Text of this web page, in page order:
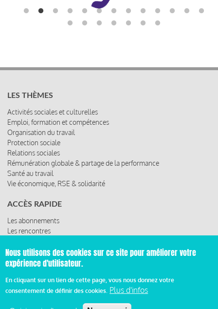
LES THÈMES
Activités sociales et culturelles
Emploi, formation et compétences
Organisation du travail
Protection sociale
Relations sociales
Rémunération globale & partage de la performance
Santé au travail
Vie économique, RSE & solidarité
ACCÈS RAPIDE
Les abonnements
Les rencontres
© 2019 Miroir Social - Réalisé parCafffeine
Mentions légales et condition générale d’utilisation et
Nous utilisons des cookies sur ce site pour améliorer votre
expérience d'utilisateur.
En cliquant sur un lien de cette page, vous nous donnez votre
consentement de définir des cookies. Plus d'infos